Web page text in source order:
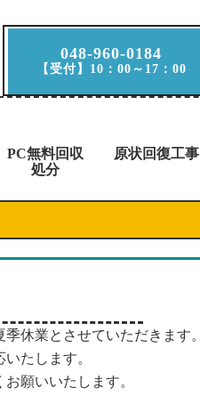
048-960-0184
【受付】10：00～17：00
PC無料回収
処分
原状回復工事
休業とさせていただきます。
たします。
願いいたします。